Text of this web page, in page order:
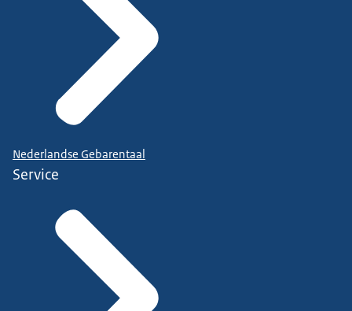
Nederlandse Gebarentaal
Service